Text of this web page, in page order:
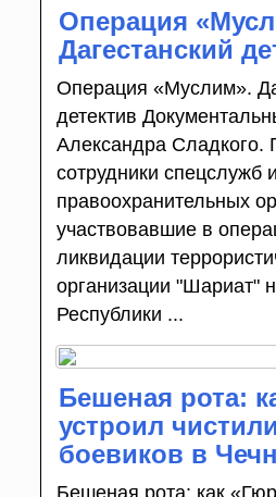
Операция
Дагестанский
Операция «Муслим».
детектив
Александра Сладкого.
сотрудники спецслужб и
правоохранительных
участвовавшие в
ликвидации
организации "Шариат"
Республики ...
Бешеная рота:
устроил
боевиков в